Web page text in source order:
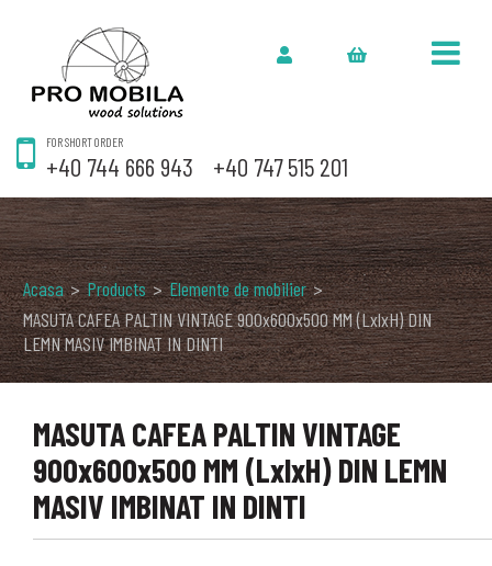
FOR SHORT ORDER
+40 744 666 943 +40 747 515 201
Acasa > Products > Elemente de mobilier >
MASUTA CAFEA PALTIN VINTAGE 900x600x500 MM (LxlxH) DIN
LEMN MASIV IMBINAT IN DINTI
MASUTA CAFEA PALTIN VINTAGE
900x600x500 MM (LxlxH) DIN LEMN
MASIV IMBINAT IN DINTI